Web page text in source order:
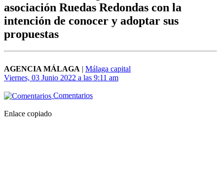
asociación Ruedas Redondas con la
intención de conocer y adoptar sus
propuestas
AGENCIA MÁLAGA | Málaga capital
Viernes, 03 Junio 2022 a las 9:11 am
Comentarios
Enlace copiado